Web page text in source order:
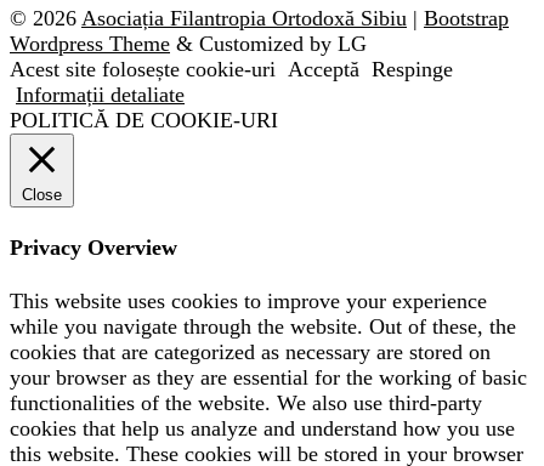
© 2026 Asociația Filantropia Ortodoxă Sibiu | Bootstrap
Wordpress Theme & Customized by LG
Acest site folosește cookie-uri Acceptă Respinge
Informații detaliate
POLITICĂ DE COOKIE-URI
Close
Privacy Overview
This website uses cookies to improve your experience
while you navigate through the website. Out of these, the
cookies that are categorized as necessary are stored on
your browser as they are essential for the working of basic
functionalities of the website. We also use third-party
cookies that help us analyze and understand how you use
this website. These cookies will be stored in your browser